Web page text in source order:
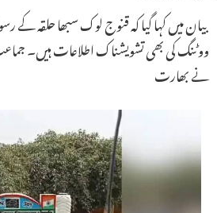
بیان میں کہا گیا کہ قنوج لوک سبھا حلقہ کے
ووٹنگ کی بھی تشویشناک اطلاعات ہیں۔
نے بھارت